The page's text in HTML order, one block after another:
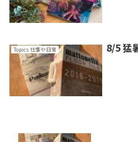
Topics 仕事や日常 8/5 猛